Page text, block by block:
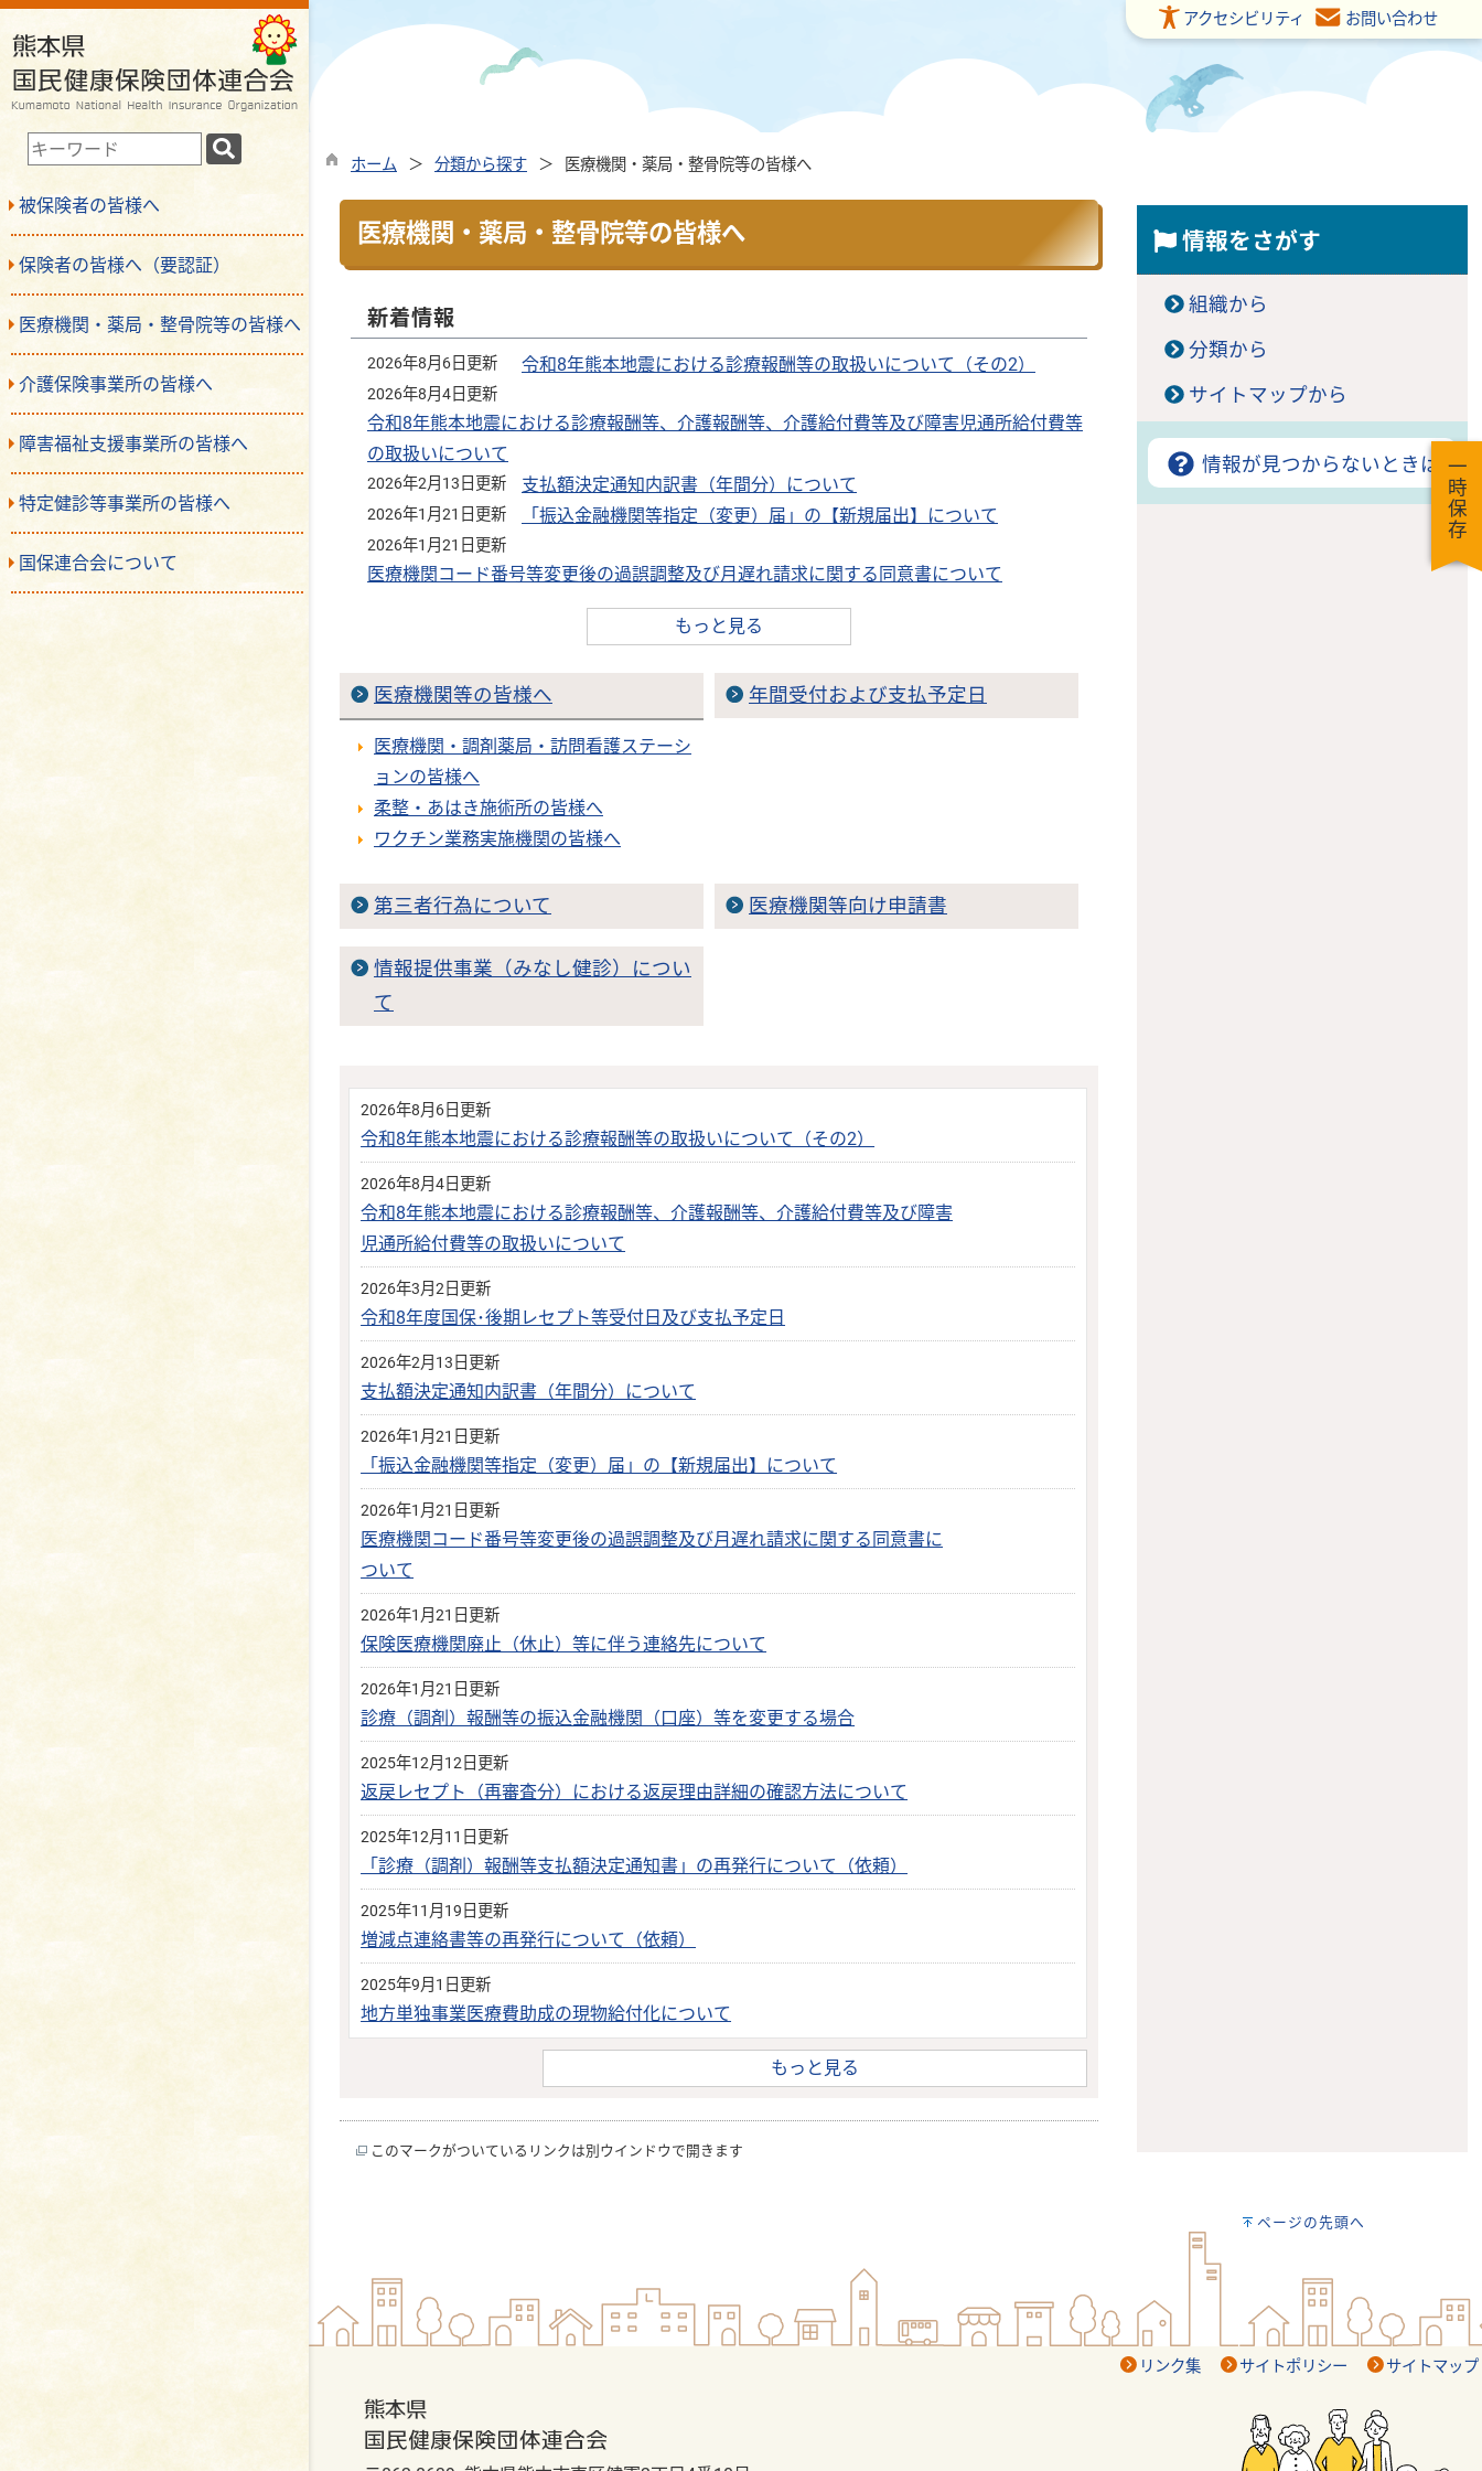
検
キ
ワ
ー
被保険者の皆様へ
保険者の皆様へ（要認証）
医療機関・薬局・整骨院等の皆様へ
介護保険事業所の皆様へ
障害福祉支援事業所の皆様へ
特定健診等事業所の皆様へ
国保連合会について
アクセシビリティ お問い合わせ
ホーム 分類から探す 医療機関・薬局・整骨院等の皆様へ
医療機関・薬局・整骨院等の皆様へ
新着情報
2026年8月6日更新 令和8年熊本地震における診療報酬等の取扱いについて（その2）
2026年8月4日更新
令和8年熊本地震における診療報酬等、介護報酬等、介護給付費等及び障害児通所給付費等
の取扱いについて
2026年2月13日更新 支払額決定通知内訳書（年間分）について
2026年1月21日更新 「振込金融機関等指定（変更）届」の【新規届出】について
2026年1月21日更新
医療機関コード番号等変更後の過誤調整及び月遅れ請求に関する同意書について
もっと見る
医療機関等の皆様へ
医療機関・調剤薬局・訪問看護ステーシ
ョンの皆様へ
柔整・あはき施術所の皆様へ
ワクチン業務実施機関の皆様へ
年間受付および支払予定日
第三者行為について 医療機関等向け申請書
情報提供事業（みなし健診）につい
て
2026年8月6日更新
令和8年熊本地震における診療報酬等の取扱いについて（その2）
2026年8月4日更新
令和8年熊本地震における診療報酬等、介護報酬等、介護給付費等及び障害
児通所給付費等の取扱いについて
2026年3月2日更新
令和8年度国保･後期レセプト等受付日及び支払予定日
2026年2月13日更新
支払額決定通知内訳書（年間分）について
2026年1月21日更新
「振込金融機関等指定（変更）届」の【新規届出】について
2026年1月21日更新
医療機関コード番号等変更後の過誤調整及び月遅れ請求に関する同意書に
ついて
2026年1月21日更新
保険医療機関廃止（休止）等に伴う連絡先について
2026年1月21日更新
診療（調剤）報酬等の振込金融機関（口座）等を変更する場合
2025年12月12日更新
返戻レセプト（再審査分）における返戻理由詳細の確認方法について
2025年12月11日更新
「診療（調剤）報酬等支払額決定通知書」の再発行について（依頼）
2025年11月19日更新
増減点連絡書等の再発行について（依頼）
2025年9月1日更新
地方単独事業医療費助成の現物給付化について
もっと見る
このマークがついているリンクは別ウインドウで開きます
情報をさがす
組織から
分類から
サイトマップから
情報が見つからないときは
ページの先頭へ
リンク集 サイトポリシー サイトマップ
一時保存